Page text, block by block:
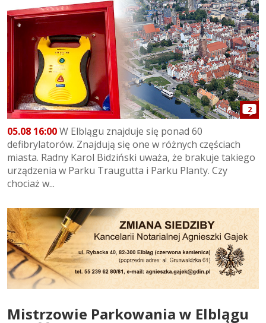
2
05.08 16:00W Elblągu znajduje się ponad 60
defibrylatorów. Znajdują się one w różnych częściach
miasta. Radny Karol Bidziński uważa, że brakuje takiego
urządzenia w Parku Traugutta i Parku Planty. Czy
chociaż w...
Mistrzowie Parkowania w Elblągu